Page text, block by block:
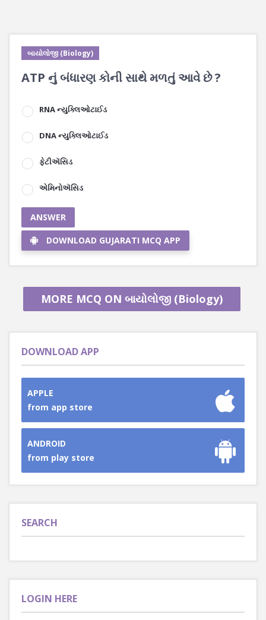
બાયોલોજી (Biology)
ATP નું બંધારણ કોની સાથે મળતું આવે છે ?
RNA ન્યુક્લિઓટાઈડ
DNA ન્યુક્લિઓટાઈડ
ફેટીઍસિડ
એમિનોઍસિડ
ANSWER
DOWNLOAD GUJARATI MCQ APP
MORE MCQ ON બાયોલોજી (Biology)
DOWNLOAD APP
APPLE
from app store
ANDROID
from play store
SEARCH
LOGIN HERE